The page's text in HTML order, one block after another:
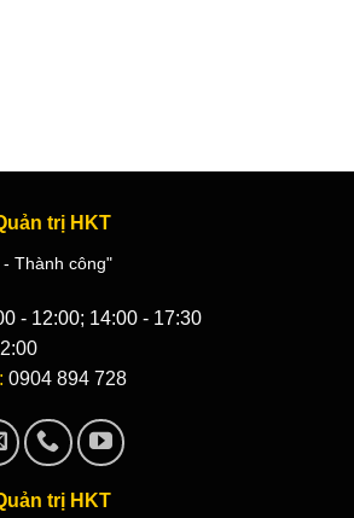
trị HKT
Thành công"
- 12:00; 14:00 - 17:30
0904 894 728
trị HKT